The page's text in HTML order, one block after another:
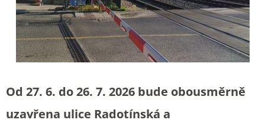
Od 27. 6. do 26. 7. 2026 bude obousměrně
uzavřena ulice Radotínská a